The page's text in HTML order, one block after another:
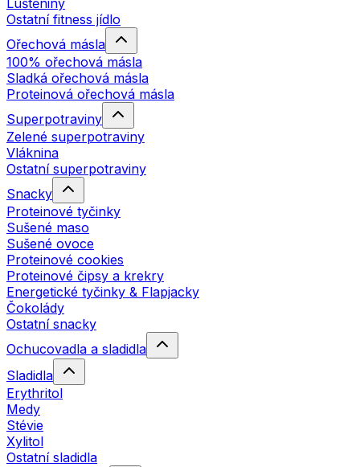
Luštěniny
Ostatní fitness jídlo
Ořechová másla
100% ořechová másla
Sladká ořechová másla
Proteinová ořechová másla
Superpotraviny
Zelené superpotraviny
Vláknina
Ostatní superpotraviny
Snacky
Proteinové tyčinky
Sušené maso
Sušené ovoce
Proteinové cookies
Proteinové čipsy a krekry
Energetické tyčinky & Flapjacky
Čokolády
Ostatní snacky
Ochucovadla a sladidla
Sladidla
Erythritol
Medy
Stévie
Xylitol
Ostatní sladidla